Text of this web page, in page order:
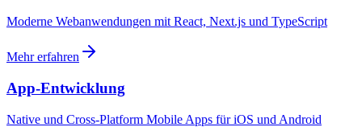
Moderne Webanwendungen mit React, Next.js und TypeScript
Mehr erfahren
App-Entwicklung
Native und Cross-Platform Mobile Apps für iOS und Android